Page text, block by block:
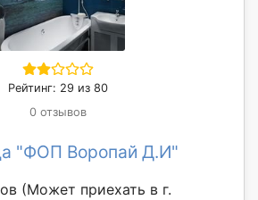
Рейтинг: 29 из 80
0 отзывов
"ФОП Воропай Д.И"
(Может приехать в г.